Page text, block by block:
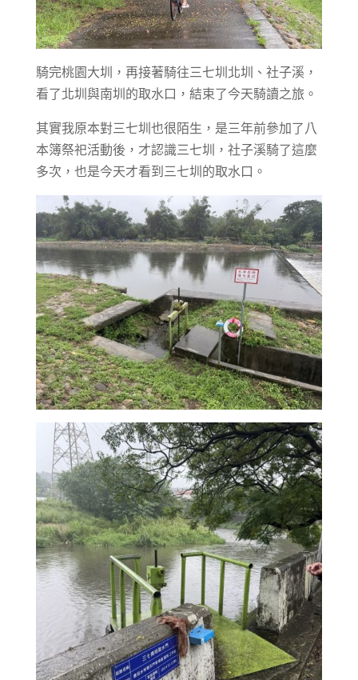
騎完桃園大圳，再接著騎往三七圳北圳、社子溪，
看了北圳與南圳的取水口，結束了今天騎讀之旅。
其實我原本對三七圳也很陌生，是三年前參加了八
本簿祭祀活動後，才認識三七圳，社子溪騎了這麼
多次，也是今天才看到三七圳的取水口。